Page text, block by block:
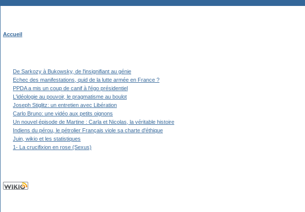
Accueil
De Sarkozy à Bukowsky, de l'insignifiant au génie
Echec des manifestations, quid de la lutte armée en France ?
PPDA a mis un coup de canif à l'égo présidentiel
L'idéologie au pouvoir, le pragmatisme au boulot
Joseph Stiglitz: un entretien avec Libération
Carlo Bruno: une vidéo aux petits oignons
Un nouvel épisode de Martine : Carla et Nicolas, la véritable histoire
Indiens du pérou, le pétrolier Français viole sa charte d'éthique
Juin, wikio et les statistiques
1- La crucifixion en rose (Sexus)